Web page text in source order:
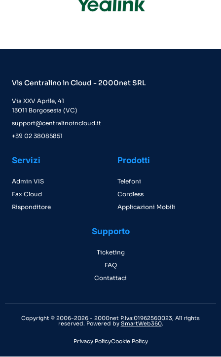
Vis Centralino in Cloud - 2000net SRL
Via XXV Aprile, 41
13011 Borgosesia (VC)
support@centralinoincloud.it
+39 02 38085851
Servizi
Admin VIS
Fax Cloud
Risponditore
Prodotti
Telefoni
Cordless
Applicazioni Mobili
Supporto
Ticketing
FAQ
Contattaci
Copyright © 2006-2026 - 2000net P.Iva:01962560023, All rights
reserved. Powered by SmartWeb360.
Privacy PolicyCookie Policy